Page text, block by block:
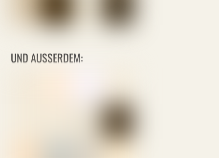
UND AUSSERDEM: